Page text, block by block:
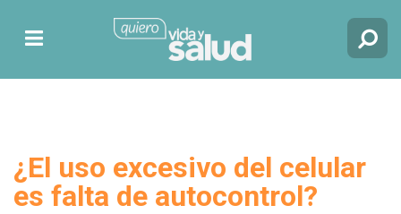
¿El uso excesivo del celular
es falta de autocontrol?